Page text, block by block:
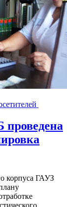
корпуса ГАУЗ